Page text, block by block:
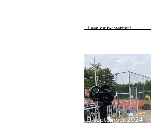
Lees gauw verder!
9 september 2024